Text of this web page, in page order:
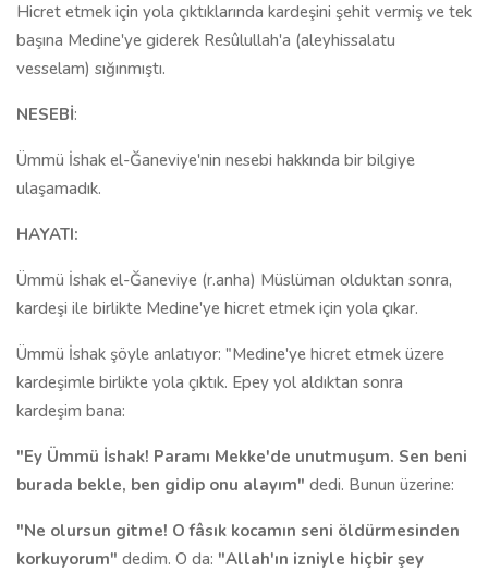
Hicret etmek için yola çıktıklarında kardeşini şehit vermiş ve tek
başına Medine'ye giderek Resûlullah'a (aleyhissalatu
vesselam) sığınmıştı.
NESEBİ:
Ümmü İshak el-Ğaneviye'nin nesebi hakkında bir bilgiye
ulaşamadık.
HAYATI:
Ümmü İshak el-Ğaneviye (r.anha) Müslüman olduktan sonra,
kardeşi ile birlikte Medine'ye hicret etmek için yola çıkar.
Ümmü İshak şöyle anlatıyor: "Medine'ye hicret etmek üzere
kardeşimle birlikte yola çıktık. Epey yol aldıktan sonra
kardeşim bana:
"Ey Ümmü İshak! Paramı Mekke'de unutmuşum. Sen beni
burada bekle, ben gidip onu alayım" dedi. Bunun üzerine:
"Ne olursun gitme! O fâsık kocamın seni öldürmesinden
korkuyorum" dedim. O da: "Allah'ın izniyle hiçbir şey